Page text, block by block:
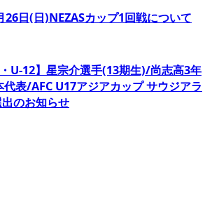
26日(日)NEZASカップ1回戦について
・U-12】星宗介選手(13期生)/尚志高3年
表/AFC U17アジアカップ サウジアラ
のお知らせ